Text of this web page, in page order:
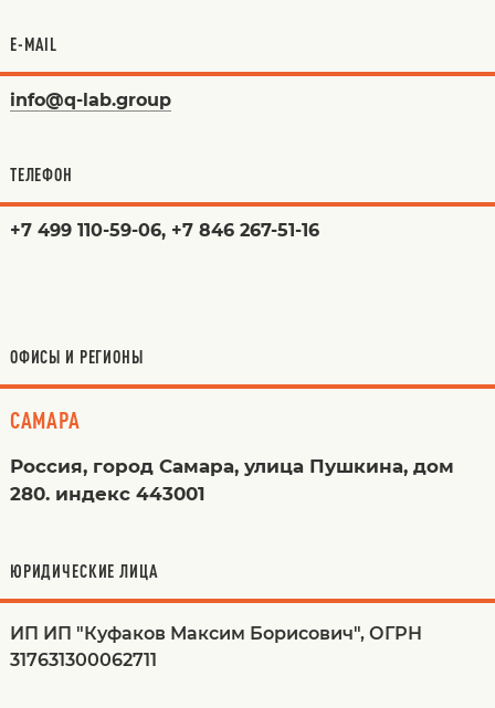
E-MAIL
info@q-lab.group
ТЕЛЕФОН
+7 499 110-59-06, +7 846 267-51-16
ОФИСЫ И РЕГИОНЫ
САМАРА
Россия, город Самара, улица Пушкина, дом
280. индекс 443001
ЮРИДИЧЕСКИЕ ЛИЦА
ИП ИП "Куфаков Максим Борисович", ОГРН
317631300062711